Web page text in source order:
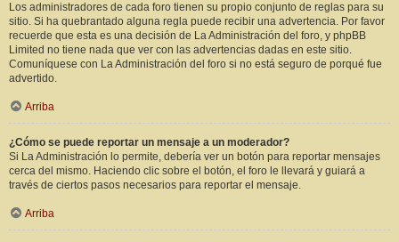
Los administradores de cada foro tienen su propio conjunto de reglas para su
sitio. Si ha quebrantado alguna regla puede recibir una advertencia. Por favor
recuerde que esta es una decisión de La Administración del foro, y phpBB
Limited no tiene nada que ver con las advertencias dadas en este sitio.
Comuníquese con La Administración del foro si no está seguro de porqué fue
advertido.
Arriba
¿Cómo se puede reportar un mensaje a un moderador?
Si La Administración lo permite, debería ver un botón para reportar mensajes
cerca del mismo. Haciendo clic sobre el botón, el foro le llevará y guiará a
través de ciertos pasos necesarios para reportar el mensaje.
Arriba